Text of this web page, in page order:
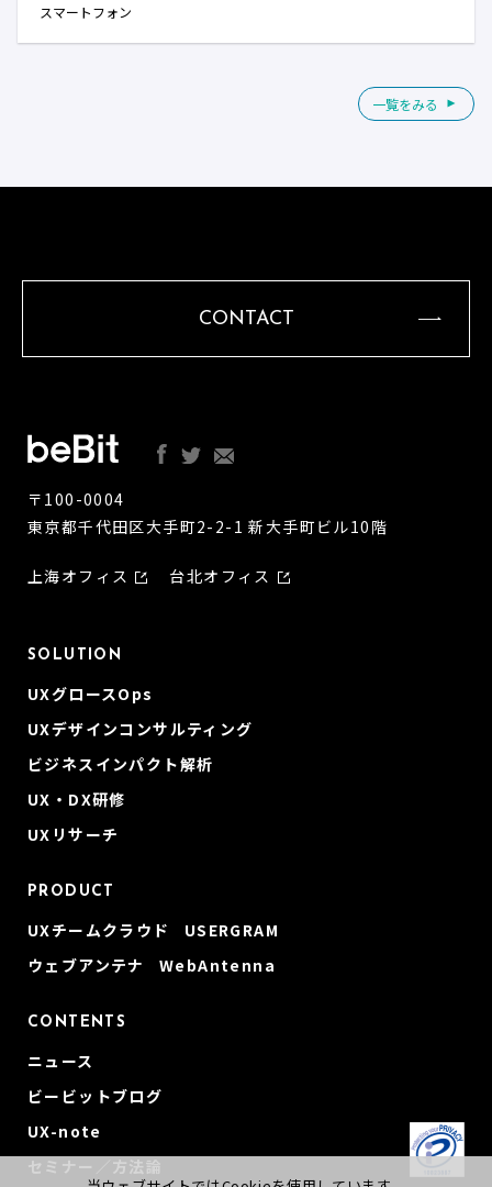
スマートフォン
一覧をみる
CONTACT
〒100-0004
東京都千代田区大手町2-2-1 新大手町ビル10階
上海オフィス 台北オフィス
SOLUTION
UXグロースOps
UXデザインコンサルティング
ビジネスインパクト解析
UX・DX研修
UXリサーチ
PRODUCT
UXチームクラウド USERGRAM
ウェブアンテナ WebAntenna
CONTENTS
ニュース
ビービットブログ
UX-note
セミナー／方法論